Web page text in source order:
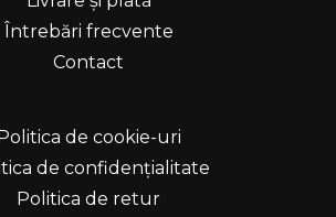
Întrebări frecvente
Contact
Politica de cookie-uri
de confidențialitate
Politica de retur